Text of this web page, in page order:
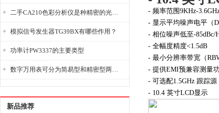
二手CA210色彩分析仪是种精密的光学测量仪器
模拟信号发生器TG39BX有哪些作用？
功率计PW3337的主要类型
数字万用表可分为简易型和精密型两大类
新品推荐
- 频率范围9KHz-
- 显示平均噪声电平（
- 相位噪声低至-85dBc/
- 全幅度精度<1.5dB
- 最小分辨率带宽（
- 提供EMI预兼容测量
- 可选配1.5GHz 跟踪源
- 10.4 英寸LCD显示